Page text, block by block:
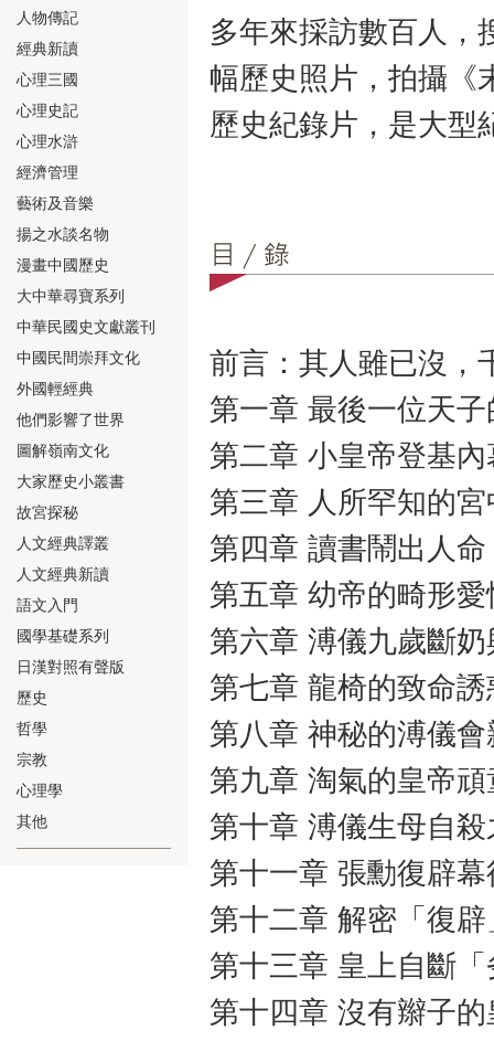
⑭
⑮
⑯
⑰
⑱
人物傳記
經典新讀
心理三國
心理史記
心理水滸
經濟管理
藝術及音樂
揚之水談名物
漫畫中國歷史
大中華尋寶系列
中華民國史文獻叢刊
中國民間崇拜文化
外國輕經典
他們影響了世界
圖解嶺南文化
大家歷史小叢書
故宮探秘
人文經典譯叢
人文經典新讀
語文入門
國學基礎系列
日漢對照有聲版
歷史
哲學
宗教
心理學
其他
多年來採訪數百人，
幅歷史照片，拍攝《
歷史紀錄片，是大型
前言：其人雖已沒，
第一章 最後一位天
第二章 小皇帝登基內
第三章 人所罕知的
第四章 讀書鬧出人命
第五章 幼帝的畸形愛
第六章 溥儀九歲斷
第七章 龍椅的致命誘
第八章 神秘的溥儀會
第九章 淘氣的皇帝頑
第十章 溥儀生母自殺
第十一章 張勳復辟
第十二章 解密「復
第十三章 皇上自斷
第十四章 沒有辮子的